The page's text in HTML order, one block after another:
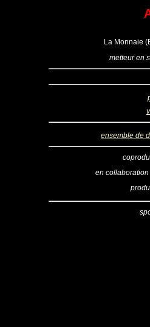
La Monnaie
metteur en
ensemble de
en collaboration